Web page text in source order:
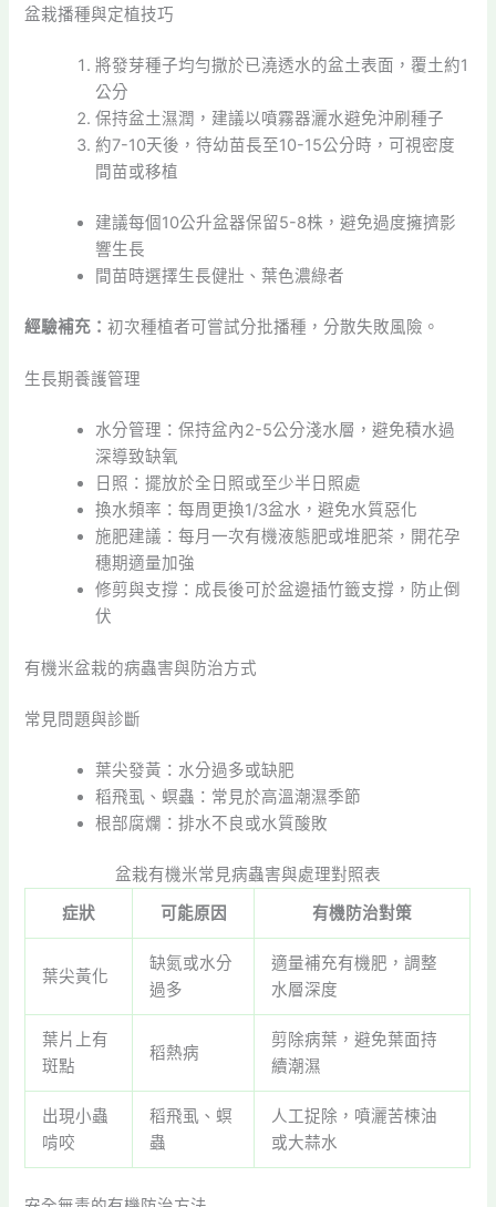
盆栽播種與定植技巧
將發芽種子均勻撒於已澆透水的盆土表面，覆土約1
公分
保持盆土濕潤，建議以噴霧器灑水避免沖刷種子
約7-10天後，待幼苗長至10-15公分時，可視密度
間苗或移植
建議每個10公升盆器保留5-8株，避免過度擁擠影
響生長
間苗時選擇生長健壯、葉色濃綠者
經驗補充：初次種植者可嘗試分批播種，分散失敗風險。
生長期養護管理
水分管理：保持盆內2-5公分淺水層，避免積水過
深導致缺氧
日照：擺放於全日照或至少半日照處
換水頻率：每周更換1/3盆水，避免水質惡化
施肥建議：每月一次有機液態肥或堆肥茶，開花孕
穗期適量加強
修剪與支撐：成長後可於盆邊插竹籤支撐，防止倒
伏
有機米盆栽的病蟲害與防治方式
常見問題與診斷
葉尖發黃：水分過多或缺肥
稻飛虱、螟蟲：常見於高溫潮濕季節
根部腐爛：排水不良或水質酸敗
盆栽有機米常見病蟲害與處理對照表
症狀
可能原因 有機防治對策
葉尖黃化
缺氮或水分
過多
適量補充有機肥，調整
水層深度
葉片上有
斑點
稻熱病
剪除病葉，避免葉面持
續潮濕
出現小蟲
啃咬
稻飛虱、螟
蟲
人工捉除，噴灑苦楝油
或大蒜水